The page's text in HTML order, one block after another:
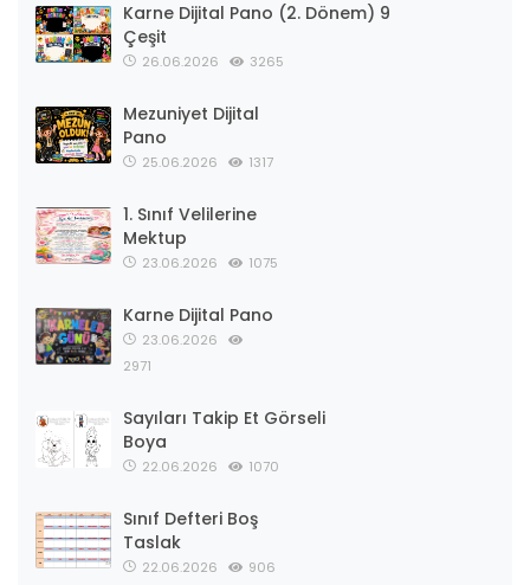
Karne Dijital Pano (2. Dönem) 9
Çeşit
26.06.2026 3265
Mezuniyet Dijital
Pano
25.06.2026 1317
1. Sınıf Velilerine
Mektup
23.06.2026 1075
Karne Dijital Pano
23.06.2026
2971
Sayıları Takip Et Görseli
Boya
22.06.2026 1070
Sınıf Defteri Boş
Taslak
22.06.2026 906